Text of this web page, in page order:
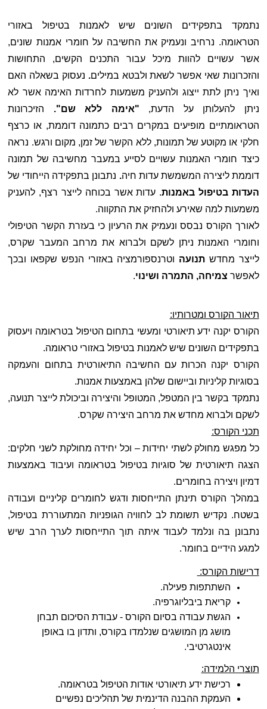
אשר עשויים להוות מיכל עבור התכנים הקשים, התחושות
והזכרונות שאי אפשר לשאת ולבטא במילים.
ואיך ניתן לתת ייצוג ולהעניק משמעות לחרדות האימה אשר לא
ניתן להעלותן על הדעת, "אימה ללא שם".
הזיכרונות
דוממת ליצירה המשמשת עדות חיה. נתבונן בתפקידה הייחודי של
העדות בטיפול באמנות
משמעות למה שאירע ולהחזיק את התקווה.
לייצר מחדש תנועה
וטרנספורמציה באזורי הנפש שקפאו ובכך
לאפשר צמיחה, התמרה ושינוי.
תיאור הקורס ומטרותיו:
בתפקידים השונים שיש לאמנות בטיפול באזורי טראומה.
בסוגיות קליניות וביישום שלהן באמצעות אמנות.
לשקם ולברוא מחדש את מרחב היצירה שקרס.
תכני הקורס:
הצגה תיאורטית של סוגיות בטיפול בטראומה ועיבוד באמצעות
דמיון ויצירה בחומרים.
נתבונן בה ונלמד לעבוד איתה תוך התייחסות לערך הרב שיש
למגע הידיים בחומר.
דרישות הקורס:
השתתפות פעילה.
קריאת ביבליוגרפיה.
אינטגרטיבי.
תוצרי הלמידה:
רכישת ידע תיאורטי אודות הטיפול בטראומה.